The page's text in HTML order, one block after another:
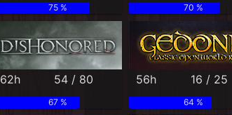
75 % 70 %
62h 54 / 80
67 %
56h 16 / 25
64 %